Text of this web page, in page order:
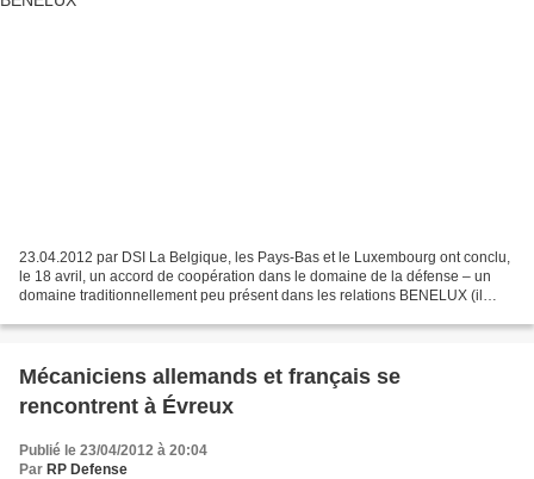
23.04.2012 par DSI La Belgique, les Pays-Bas et le Luxembourg ont conclu,
le 18 avril, un accord de coopération dans le domaine de la défense – un
domaine traditionnellement peu présent dans les relations BENELUX (il
Mécaniciens allemands et français se
rencontrent à Évreux
Publié le 23/04/2012 à 20:04
Par RP Defense